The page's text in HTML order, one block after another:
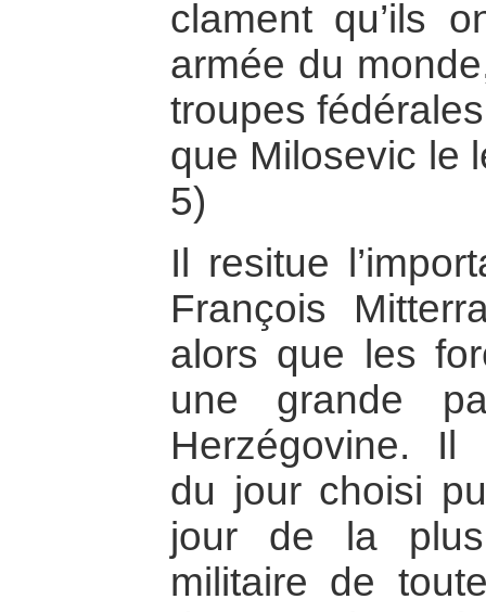
clament qu’ils
armée du
troupes
que Milosevic le
5)
Il resitue
François
alors que les
une grande
Herzégovine. Il
du jour choisi
jour de la
militaire de